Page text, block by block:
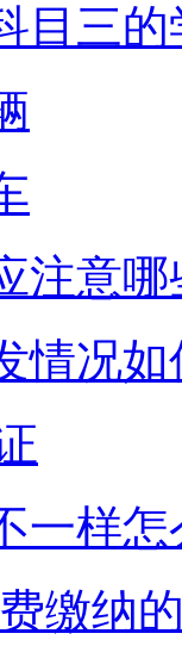
目三
注意
情况
一样怎
缴纳